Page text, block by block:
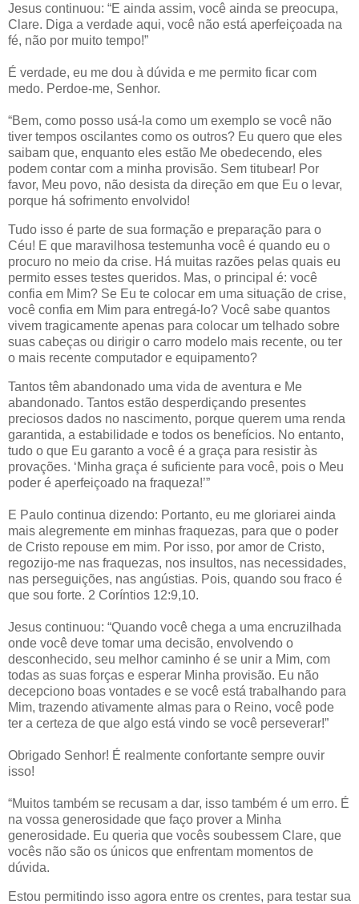
Jesus continuou: “E ainda assim, você ainda se preocupa,
Clare. Diga a verdade aqui, você não está aperfeiçoada na
fé, não por muito tempo!”
É verdade, eu me dou à dúvida e me permito ficar com
medo. Perdoe-me, Senhor.
“Bem, como posso usá-la como um exemplo se você não
tiver tempos oscilantes como os outros? Eu quero que eles
saibam que, enquanto eles estão Me obedecendo, eles
podem contar com a minha provisão. Sem titubear! Por
favor, Meu povo, não desista da direção em que Eu o levar,
porque há sofrimento envolvido!
Tudo isso é parte de sua formação e preparação para o
Céu! E que maravilhosa testemunha você é quando eu o
procuro no meio da crise. Há muitas razões pelas quais eu
permito esses testes queridos. Mas, o principal é: você
confia em Mim? Se Eu te colocar em uma situação de crise,
você confia em Mim para entregá-lo? Você sabe quantos
vivem tragicamente apenas para colocar um telhado sobre
suas cabeças ou dirigir o carro modelo mais recente, ou ter
o mais recente computador e equipamento?
Tantos têm abandonado uma vida de aventura e Me
abandonado. Tantos estão desperdiçando presentes
preciosos dados no nascimento, porque querem uma renda
garantida, a estabilidade e todos os benefícios. No entanto,
tudo o que Eu garanto a você é a graça para resistir às
provações. ‘Minha graça é suficiente para você, pois o Meu
poder é aperfeiçoado na fraqueza!’”
E Paulo continua dizendo: Portanto, eu me gloriarei ainda
mais alegremente em minhas fraquezas, para que o poder
de Cristo repouse em mim. Por isso, por amor de Cristo,
regozijo-me nas fraquezas, nos insultos, nas necessidades,
nas perseguições, nas angústias. Pois, quando sou fraco é
que sou forte. 2 Coríntios 12:9,10.
Jesus continuou: “Quando você chega a uma encruzilhada
onde você deve tomar uma decisão, envolvendo o
desconhecido, seu melhor caminho é se unir a Mim, com
todas as suas forças e esperar Minha provisão. Eu não
decepciono boas vontades e se você está trabalhando para
Mim, trazendo ativamente almas para o Reino, você pode
ter a certeza de que algo está vindo se você perseverar!”
Obrigado Senhor! É realmente confortante sempre ouvir
isso!
“Muitos também se recusam a dar, isso também é um erro. É
na vossa generosidade que faço prover a Minha
generosidade. Eu queria que vocês soubessem Clare, que
vocês não são os únicos que enfrentam momentos de
dúvida.
Estou permitindo isso agora entre os crentes, para testar sua